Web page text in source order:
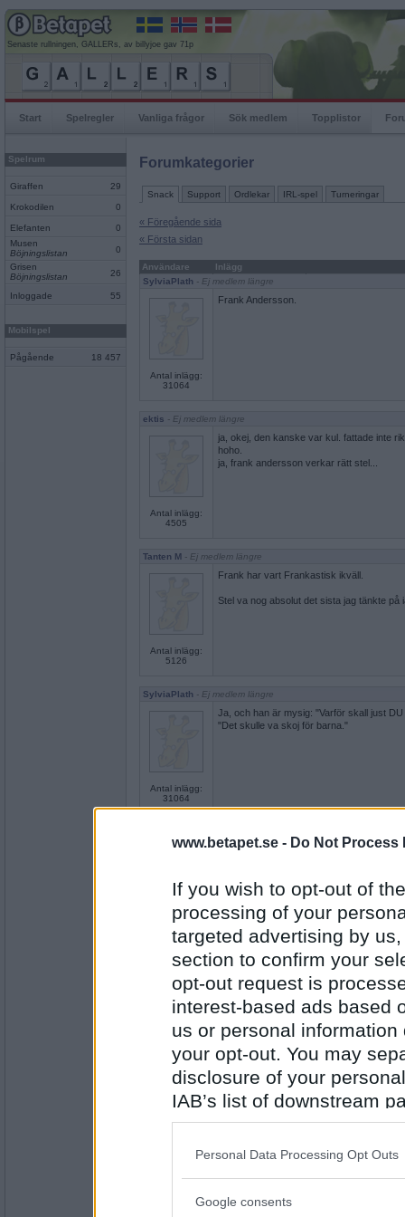
www.betapet.se - Do Not Process
If you wish to opt-out of
processing of your
targeted advertising by
section to confirm your
opt-out request is
interest-based ads based
us or personal
your opt-out. You may
disclosure of your
IAB’s list of downstream
also be disclosed by us
Downstream Participants
Please note that this
Personal Data Processing Opt Outs
Google consents
Senaste rullningen, GALLERs, av billyjoe gav 71p
Start Spelregler Vanliga frågor Sök medlem Topplistor
Spelrum
Giraffen 29
Krokodilen 0
Elefanten
0
Musen
Böjningslistan
0
Grisen
Böjningslistan
26
Inloggade 55
Mobilspel
Pågående 18 457
Forumkategorier
Snack Support Ordlekar IRL-spel Turneringar
« Föregående sida
« Första sidan
Användare
Inlägg
SylviaPlath - Ej medlem längre
Antal inlägg:
31064
Frank Andersson.
ektis - Ej medlem längre
Antal inlägg:
4505
ja, okej, den kanske var kul. fattade inte
hoho.
ja, frank andersson verkar rätt stel...
Tanten M - Ej medlem längre
Antal inlägg:
5126
Frank har vart Frankastisk ikväll.
Stel va nog absolut det sista jag tänkte på
SylviaPlath - Ej medlem längre
Antal inlägg:
31064
Ja, och han är mysig: "Varför skall just
"Det skulle va skoj för barna."
Antal inlägg:
9204
frank är het.
- Ej medlem längre
Antal inlägg:
4505
ja, okej, jag har inte tittat på något med
stel ut i ansiktet, men han är säkert
- Ej medlem längre
Antal inlägg:
haha, jaja. jag vet inget om frankie. och